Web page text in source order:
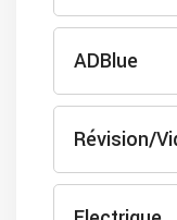
ADBlue
Révision/